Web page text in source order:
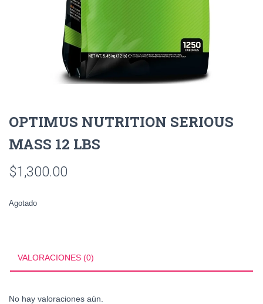
OPTIMUS NUTRITION SERIOUS
MASS 12 LBS
$1,300.00
Agotado
VALORACIONES (0)
No hay valoraciones aún.